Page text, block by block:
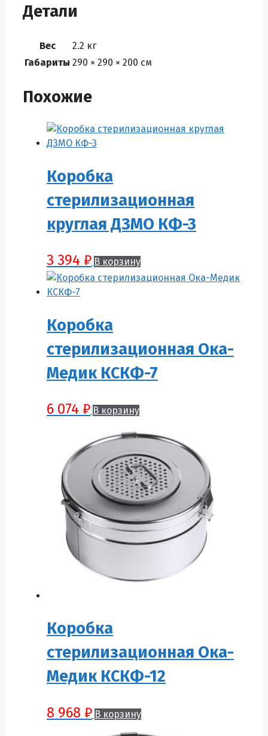
Детали
Вес
2.2 кг
Габариты 290 × 290 × 200 см
Похожие
Коробка
стерилизационная
круглая ДЗМО КФ-3
3 394 ₽ В корзину
Коробка
стерилизационная Ока-
Медик КСКФ-7
6 074 ₽ В корзину
Коробка
стерилизационная Ока-
Медик КСКФ-12
8 968 ₽ В корзину